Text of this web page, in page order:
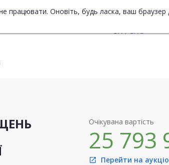
працювати. Оновіть, будь ласка, ваш
UA
ENG
Очікувана вартість
25 793
open_in_new Перейти на